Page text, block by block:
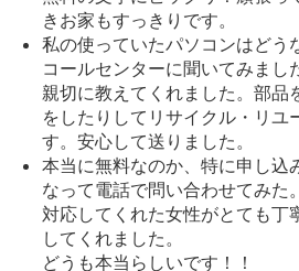
きお家もすっきりです。
私の使っていたパソコンはどう
コールセンターに聞いてみまし
親切に教えてくれました。部品
をしたりしてリサイクル・リユ
す。安心して送りました。
本当に無料なのか、特に申し込
なって電話で問い合わせてみた。
対応してくれた女性がとても丁
してくれました。
どうも本当らしいです！！